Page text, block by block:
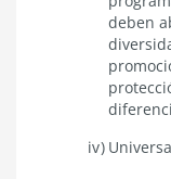
deben